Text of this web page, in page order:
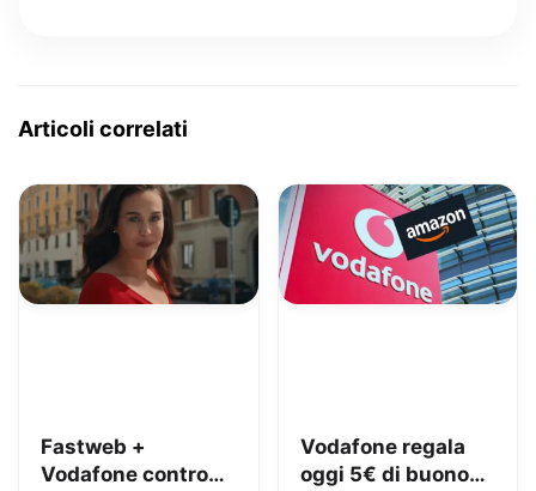
Articoli correlati
Fastweb +
Vodafone contro
Vodafone regala
oggi 5€ di buono